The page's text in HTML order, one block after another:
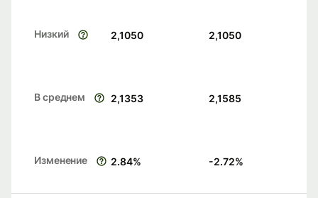
Низкий 2,1050 2,1050
В среднем 2,1353 2,1585
Изменение 2.84% -2.72%